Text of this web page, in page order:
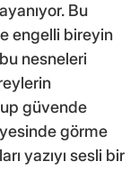
Bu
engelli bireyin
nesneleri
güvende
görme
yazıyı sesli bir